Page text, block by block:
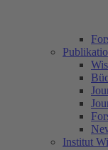
Institut